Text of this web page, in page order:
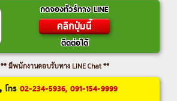
กดจองทัวร์ทาง LINE
คลิกปุ่มนี้
ติดต่อได้
** มีพนักงานตอบรับทาง LINE Chat **
โทร 02-234-5936, 091-154-9999